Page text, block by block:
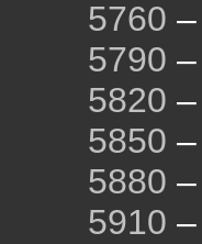
5760 –
5790 –
5820 –
5850 –
5880 –
5910 –